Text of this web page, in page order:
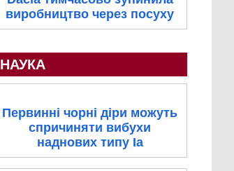
виробництво через посуху
НАУКА
Первинні чорні діри можуть
спричиняти вибухи
наднових типу Ia